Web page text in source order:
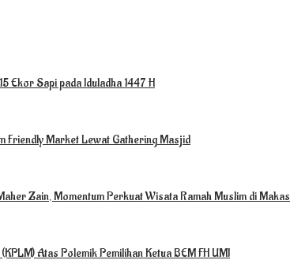
Ekor Sapi pada Iduladha 1447 H
Friendly Market Lewat Gathering Masjid
Zain, Momentum Perkuat Wisata Ramah Muslim di
Atas Polemik Pemilihan Ketua BEM FH UMI